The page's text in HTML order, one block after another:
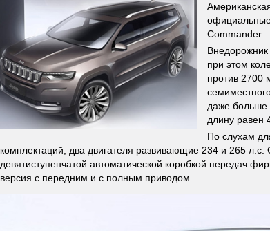
Commander.
при этом
против 2700
даже больше
длину равен
По слухам
комплектаций, два двигателя развивающие 234 и 265 л.с.
девятиступенчатой автоматической коробкой передач
версия с передним и с полным приводом.